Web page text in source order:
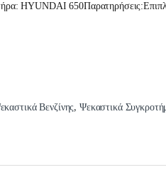
HYUNDAI
Βενζίνης, Ψεκαστικά